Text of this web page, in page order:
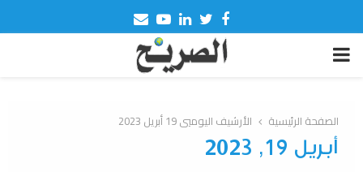
Facebook
Twitter
Linkedin
Youtube
Email
PRIMARY
الصفحة الرئيسية الأرشيف اليوميي 19 أبريل 2023
أبريل 19, 2023